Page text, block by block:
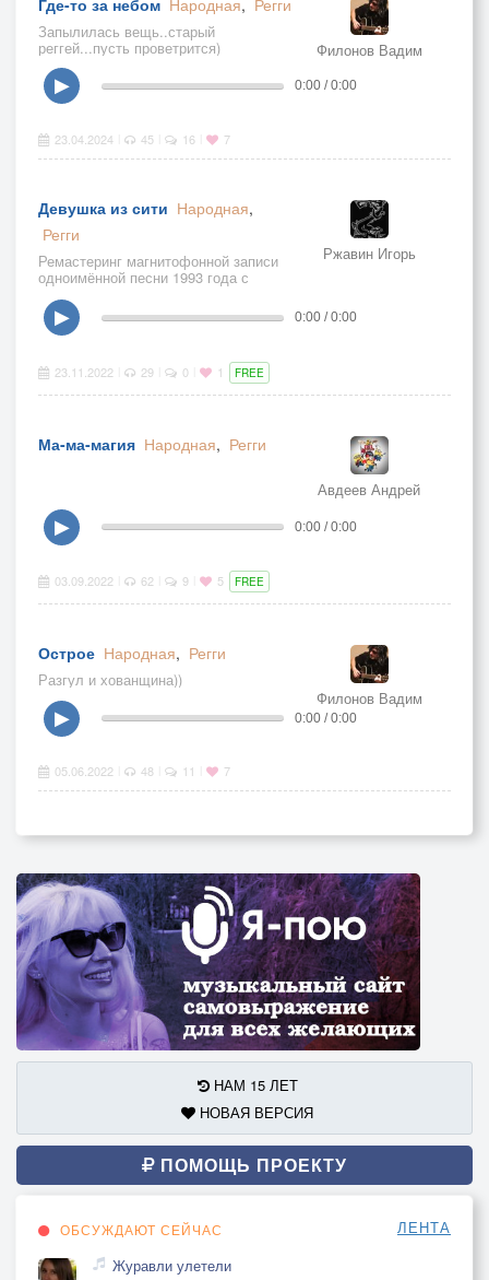
Запылилась вещь..старый
реггей...пусть проветрится) Филонов Вадим
▶ 0:00 / 0:00
23.04.2024 45 16 7
Девушка из сити Народная,
Регги
Ремастеринг магнитофонной записи
одноимённой песни 1993 года с
портативного кассетника
Ржавин Игорь
▶ 0:00 / 0:00
23.11.2022 29 0 1 FREE
Ма-ма-магия Народная, Регги
Авдеев Андрей
▶ 0:00 / 0:00
03.09.2022 62 9 5 FREE
Острое Народная, Регги
Разгул и хованщина))
Филонов Вадим
▶ 0:00 / 0:00
05.06.2022 48 11 7
НАМ 15 ЛЕТ
НОВАЯ ВЕРСИЯ
ПОМОЩЬ ПРОЕКТУ
ОБСУЖДАЮТ СЕЙЧАС ЛЕНТА
Журавли улетели